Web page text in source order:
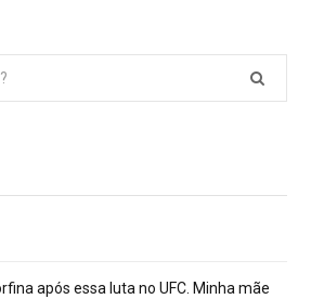
após essa luta no UFC. Minha mãe